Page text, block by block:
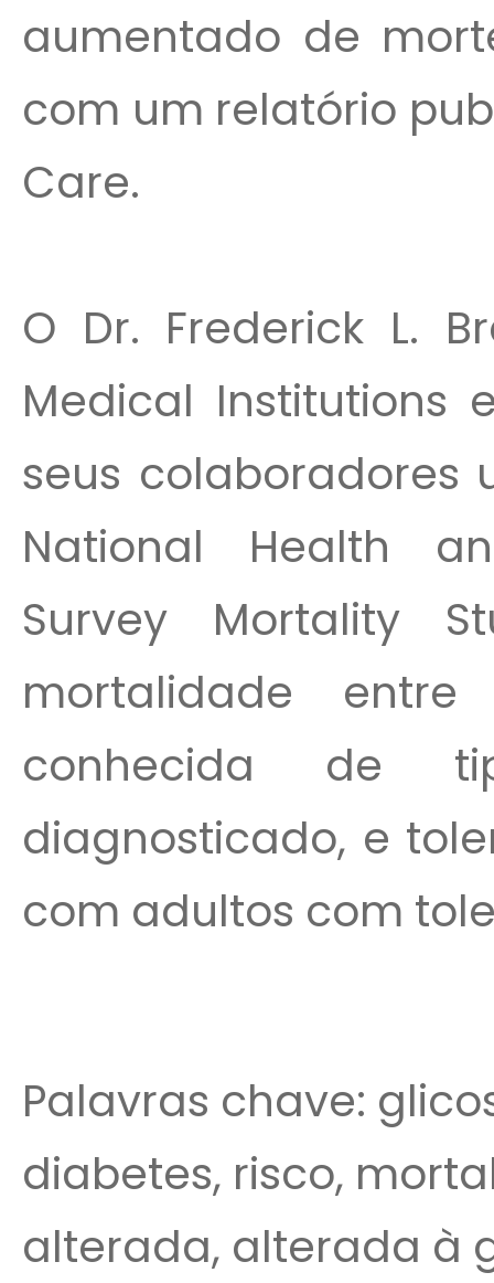
aumentado de
com um relatório
Care.
O Dr. Frederick L.
Medical Institutions
seus colaboradores
National Health
Survey Mortality
mortalidade
conhecida de
diagnosticado, e
com adultos com
Palavras chave:
diabetes, risco,
alterada, alterada à